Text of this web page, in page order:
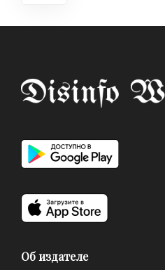
Об издателе